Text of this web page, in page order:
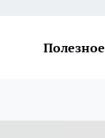
Полезное